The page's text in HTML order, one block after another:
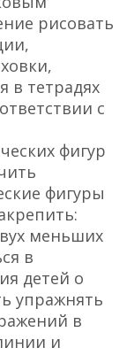
рисовать
в тетрадях
с
фигур
фигуры
меньших
в
детей о
упражнять
в
и